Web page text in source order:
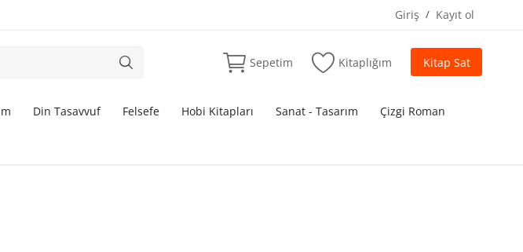
Giriş / Kayıt ol
Sepetim Kitaplığım Kitap Sat
Din Tasavvuf Felsefe Hobi Kitapları Sanat - Tasarım Çizgi Roman